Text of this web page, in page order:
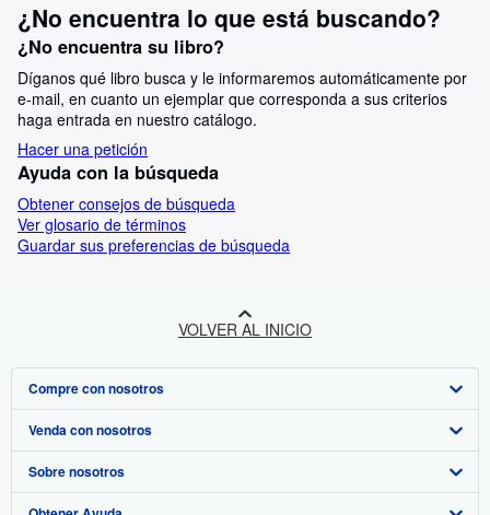
¿No encuentra lo que está buscando?
¿No encuentra su libro?
Díganos qué libro busca y le informaremos automáticamente por
e-mail, en cuanto un ejemplar que corresponda a sus criterios
haga entrada en nuestro catálogo.
Hacer una petición
Ayuda con la búsqueda
Obtener consejos de búsqueda
Ver glosario de términos
Guardar sus preferencias de búsqueda
VOLVER AL INICIO
Compre con nosotros
Búsqueda avanzada
Colecciones
Venda con nosotros
Comenzar a vender
Sobre nosotros